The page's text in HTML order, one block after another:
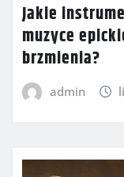
Jakie
muzyce
brzmienia?
admin